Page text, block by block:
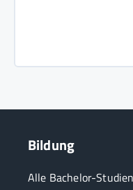
Bildung
Alle Bachelor-